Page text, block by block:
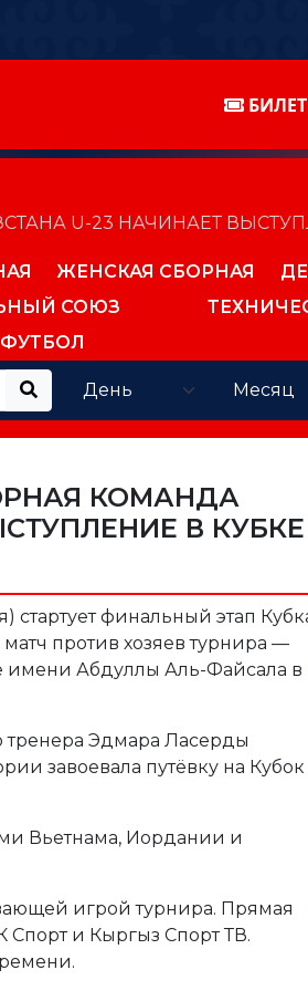
U-23 НАЧИНАЕТ
ЖЕНСКАЯ СБОРНАЯ
СОЮЗ
КОМАНДА
В КУБКЕ
стартует финальный этап
против хозяев турнира —
имени Абдуллы Аль-Файсала в
тренера Эдмара Ласерды
завоевала путёвку на Кубок
Вьетнама, Иордании и
игрой турнира. Прямая
Спорт и Кыргыз Спорт ТВ.